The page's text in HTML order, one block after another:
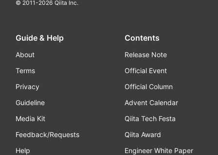
© 2011-2026 Qiita Inc.
Guide & Help
About
Terms
Privacy
Guideline
Media Kit
Feedback/Requests
Help
Contents
Release Note
Official Event
Official Column
Advent Calendar
Qiita Tech Festa
Qiita Award
Engineer White Paper